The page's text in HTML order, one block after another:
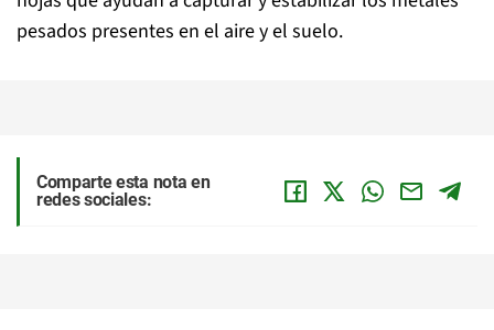
pesados presentes en el aire y el suelo.
Comparte esta nota en
redes sociales: